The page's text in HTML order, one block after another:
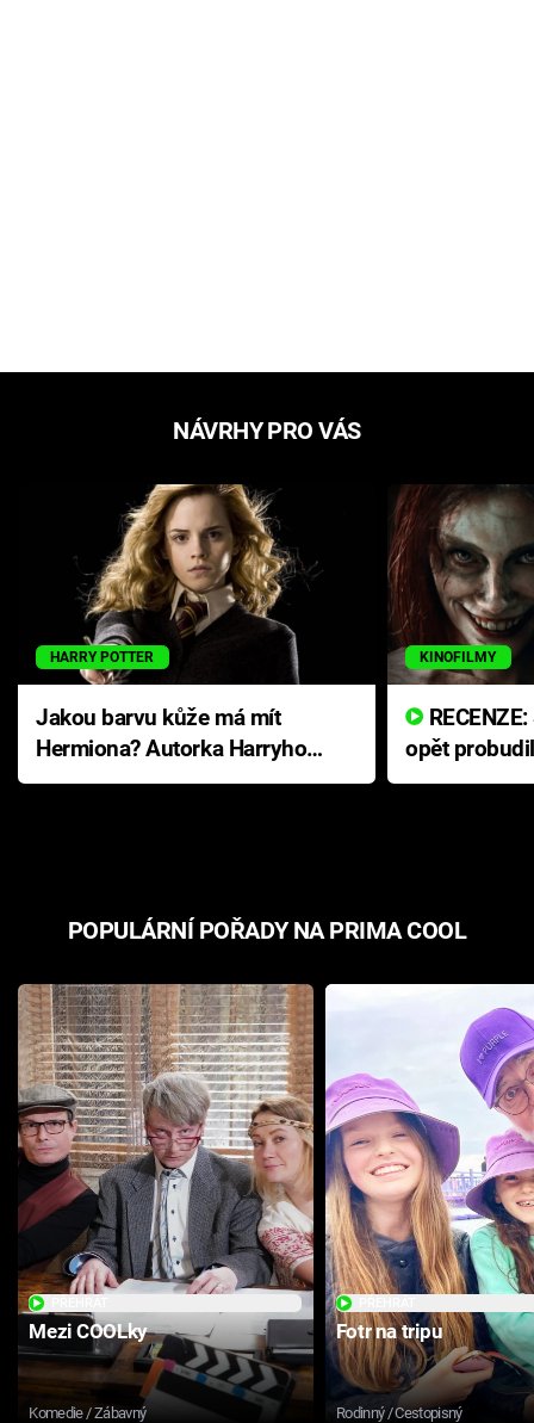
NÁVRHY PRO VÁS
HARRY POTTER
Jakou barvu kůže má mít
Hermiona? Autorka Harryho
Pottera přišla s ráznou
KINOFILMY
opět
přichází s
POPULÁRNÍ POŘADY NA PRIMA COOL
Mezi COOLky
Komedie / Zábavný
Fotr na tripu
Rodinný / Cestopisný